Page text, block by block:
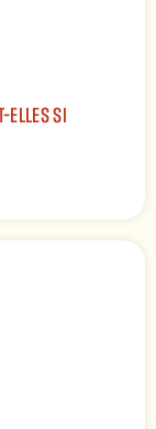
ELLES SI